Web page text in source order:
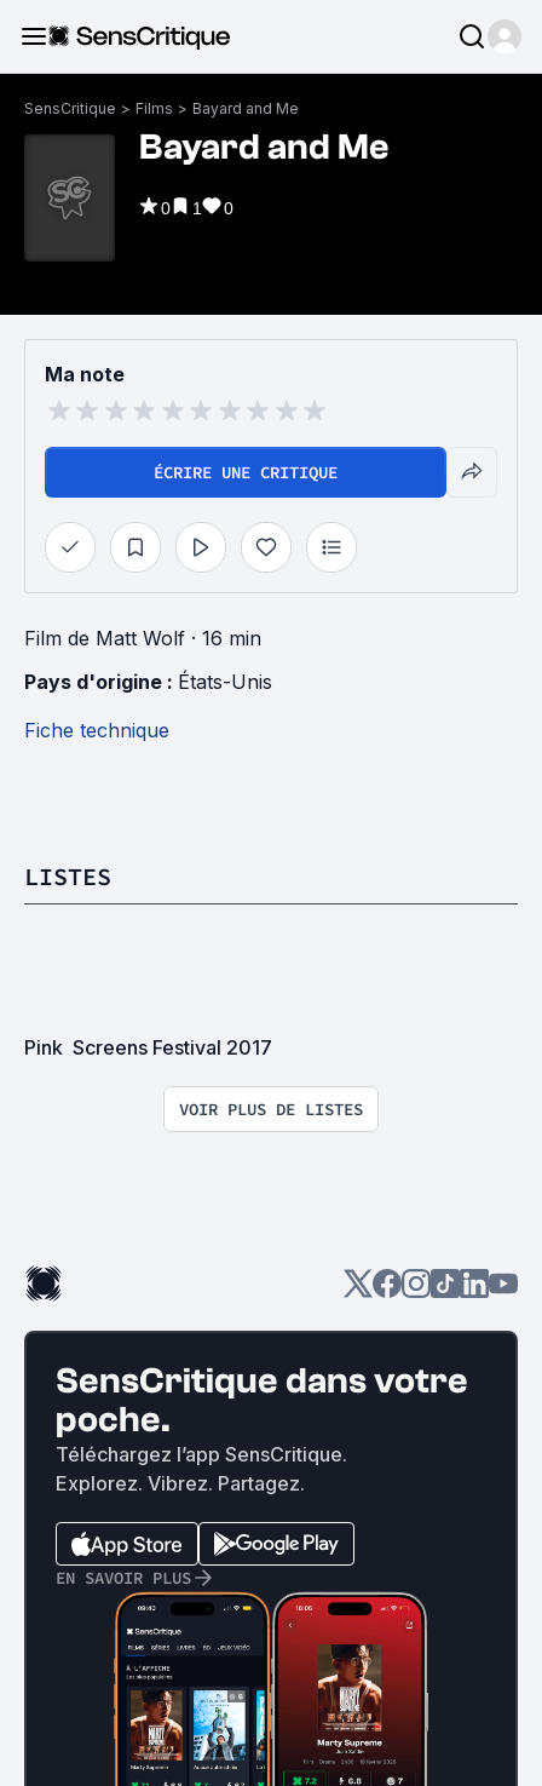
SensCritique > Films > Bayard and Me
Bayard and Me
0 1 0
Ma note
ÉCRIRE UNE CRITIQUE
Film de Matt Wolf · 16 min
Pays d'origine : États-Unis
Fiche technique
LISTES
Pink  Screens Festival 2017
VOIR PLUS DE LISTES
SensCritique dans votre
poche.
Téléchargez l’app SensCritique.
Explorez. Vibrez. Partagez.
EN SAVOIR PLUS